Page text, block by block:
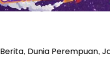
Berita, Dunia Perempuan,